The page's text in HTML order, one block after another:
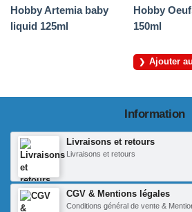
Hobby Artemia baby
liquid 125ml
Hobby
150ml
Ajouter
Information
Livraisons et retours
Livraisons et retours
CGV & Mentions légales
Conditions général de vente &